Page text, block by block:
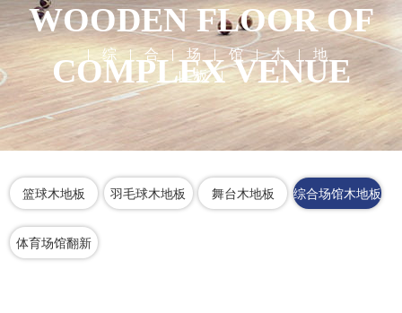
WOODEN FLOOR OF
COMPLEX VENUE
综 合 场 馆 木
地
板
篮球木地板 羽毛球木地板 舞台木地板 综合场馆木地板
体育场馆翻新